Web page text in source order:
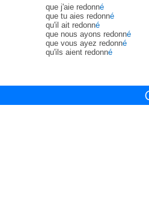
que j'aie redonné
que tu aies redonné
qu'il ait redonné
que nous ayons redonné
que vous ayez redonné
qu'ils aient redonné